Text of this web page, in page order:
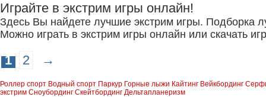
Играйте в экстрим игры онлайн!
Здесь Вы найдете лучшие экстрим игры. Подборка
Можно играть в экстрим игры онлайн или скачать
1 2 →
Роллер спорт Водный спорт Паркур Горные лыжи Кайтинг Вейкбординг
экстрим Сноубординг Скейтбординг Дельтапланеризм